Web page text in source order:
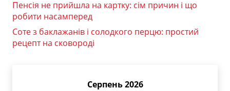
Пенсія не прийшла на картку: сім причин і що
робити насамперед
Соте з баклажанів і солодкого перцю: простий
рецепт на сковороді
Серпень 2026